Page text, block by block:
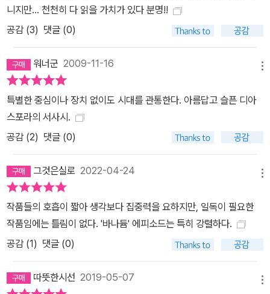
니지만... 천천히 다 읽을 가치가 있다 분명!!
공감 (3) 댓글 (0)
워너군 2009-11-16
특별한 중심이나 장치 없이도 시대를 관통한다. 아름답고 슬픈 디아
스포라의 서사시.
공감 (2) 댓글 (0)
그것은실로 2022-04-24
작품들의 호흡이 짧아 생각보다 집중력을 요하지만, 일독이 필요한
작품임에는 틀림이 없다. '바나듐' 에피소드는 특히 강렬하다.
공감 (1) 댓글 (0)
따뜻한시선 2019-05-07